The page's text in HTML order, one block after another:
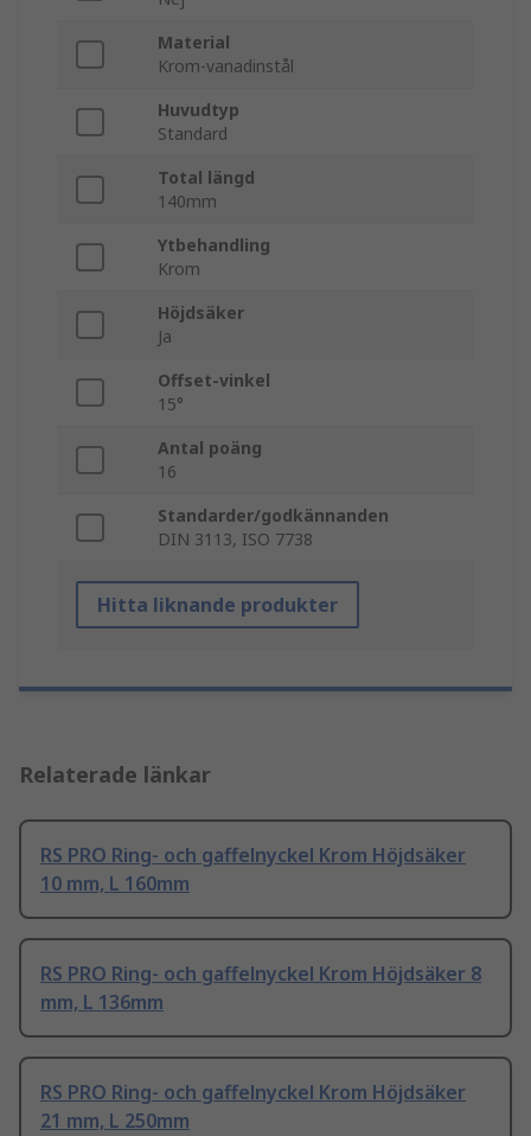
Material
Krom-vanadinstål
Huvudtyp
Standard
Total längd
140mm
Ytbehandling
Krom
Höjdsäker
Ja
Offset-vinkel
15°
Antal poäng
16
Standarder/godkännanden
DIN 3113, ISO 7738
Hitta liknande produkter
Relaterade länkar
RS PRO Ring- och gaffelnyckel Krom Höjdsäker
10 mm, L 160mm
RS PRO Ring- och gaffelnyckel Krom Höjdsäker 8
mm, L 136mm
RS PRO Ring- och gaffelnyckel Krom Höjdsäker
21 mm, L 250mm